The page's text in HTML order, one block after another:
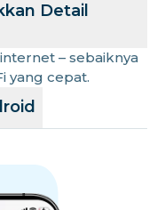
Detail
– sebaiknya
yang cepat.